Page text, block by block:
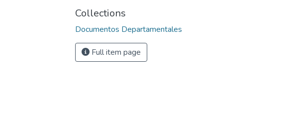
Collections
Documentos Departamentales
Full item page